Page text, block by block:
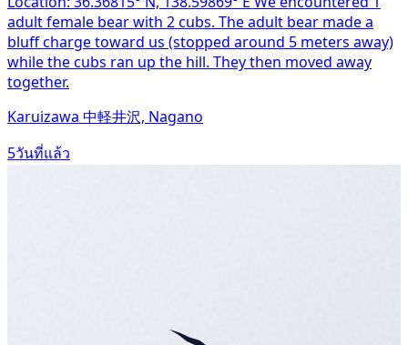
adult female bear with 2 cubs. The adult bear made a
bluff charge toward us (stopped around 5 meters away)
while the cubs ran up the hill. They then moved away
together.
Karuizawa 中軽井沢, Nagano
5วันที่แล้ว